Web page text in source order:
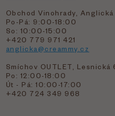
Obchod Vinohrady, Anglická
Po-Pá: 9:00-18:00
So: 10:00-15:00
+420 779 971 421
anglicka@creammy.cz
Smíchov OUTLET, Lesnická
Po: 12:00-18:00
Út - Pá: 10:00-17:00
+420 724 349 968